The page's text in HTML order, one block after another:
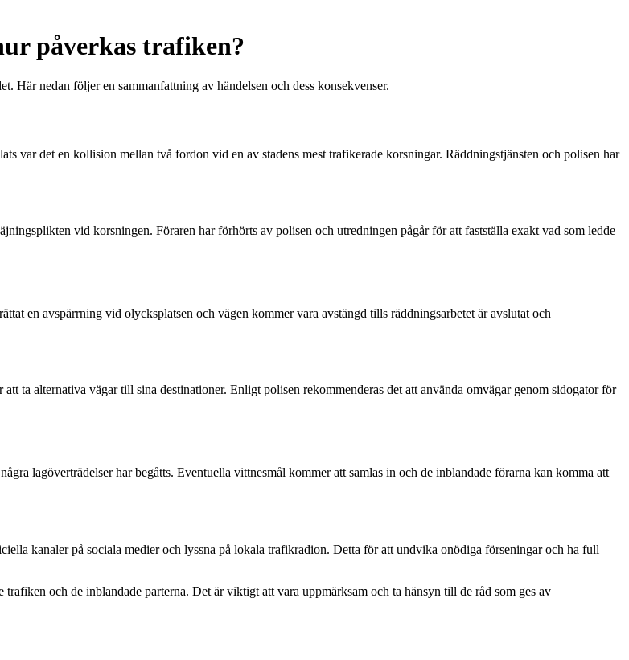
påverkas trafiken?
nedan följer en sammanfattning av händelsen och dess konsekvenser.
var det en kollision mellan två fordon vid en av stadens mest trafikerade korsningar. Räddningstjänsten och polisen har
vid korsningen. Föraren har förhörts av polisen och utredningen pågår för att fastställa exakt vad som ledde
en avspärrning vid olycksplatsen och vägen kommer vara avstängd tills räddningsarbetet är avslutat och
ta alternativa vägar till sina destinationer. Enligt polisen rekommenderas det att använda omvägar genom sidogator för
lagöverträdelser har begåtts. Eventuella vittnesmål kommer att samlas in och de inblandade förarna kan komma att
kanaler på sociala medier och lyssna på lokala trafikradion. Detta för att undvika onödiga förseningar och ha full
och de inblandade parterna. Det är viktigt att vara uppmärksam och ta hänsyn till de råd som ges av